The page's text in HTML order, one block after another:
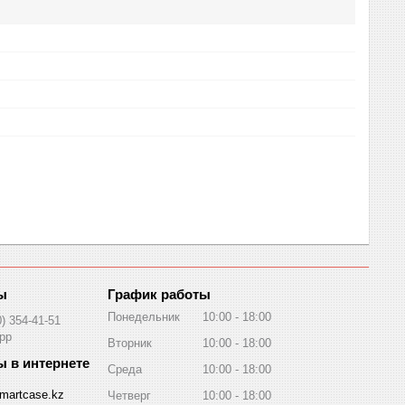
354-41-51
График работы
Понедельник 10:00
18:00
Вторник
10:00
18:00
Среда
10:00
18:00
Четверг
10:00 18:00